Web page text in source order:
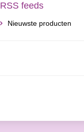
RSS feeds
Nieuwste producten